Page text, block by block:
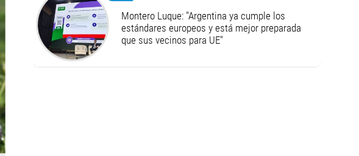
Montero Luque: "Argentina ya cumple los
estándares europeos y está mejor preparada
que sus vecinos para UE"